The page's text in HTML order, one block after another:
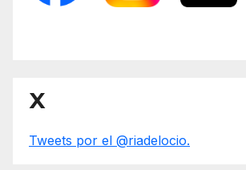
X
Tweets por el @riadelocio.